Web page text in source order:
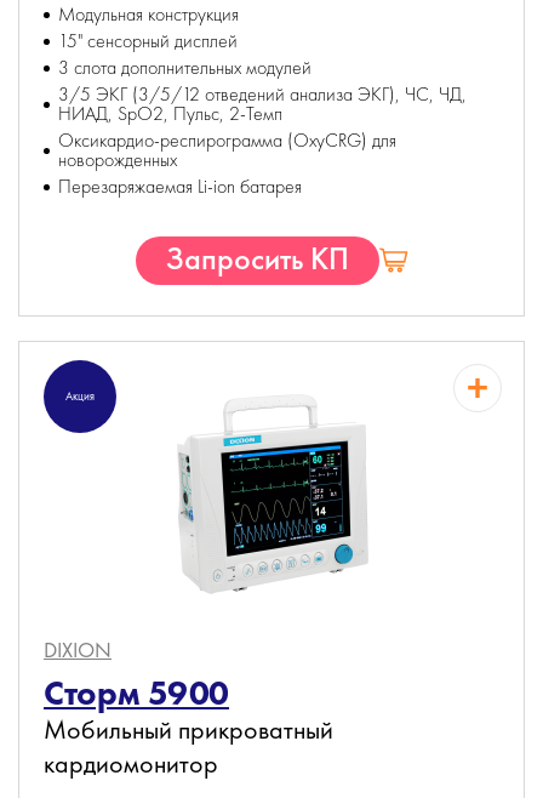
Модульная конструкция
15" сенсорный дисплей
3 слота дополнительных модулей
3/5 ЭКГ (3/5/12 отведений анализа ЭКГ), ЧС, ЧД,
НИАД, SpO2, Пульс, 2-Темп
Оксикардио-респирограмма (OxyCRG) для
новорожденных
Перезаряжаемая Li-ion батарея
Запросить КП
Акция
DIXION
Сторм 5900
Мобильный прикроватный
кардиомонитор